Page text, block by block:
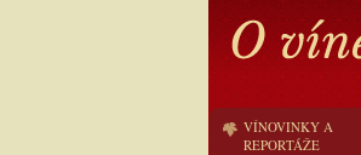
VÍNOVINKY A
REPORTÁŽE